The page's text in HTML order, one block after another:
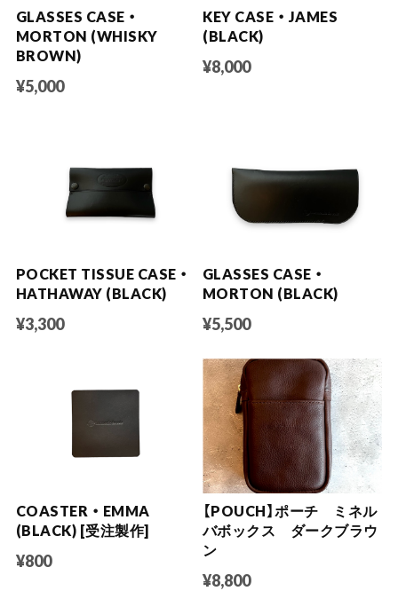
GLASSES CASE ・
MORTON (WHISKY
BROWN)
¥5,000
KEY CASE ・ JAMES
(BLACK)
¥8,000
POCKET TISSUE CASE ・
HATHAWAY (BLACK)
¥3,300
GLASSES CASE ・
MORTON (BLACK)
¥5,500
COASTER ・ EMMA
(BLACK) [受注製作]
¥800
【POUCH】ポーチ ミネル
バボックス ダークブラウ
ン
¥8,800